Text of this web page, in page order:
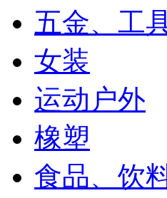
五金、工
女装
运动户外
橡塑
食品、饮